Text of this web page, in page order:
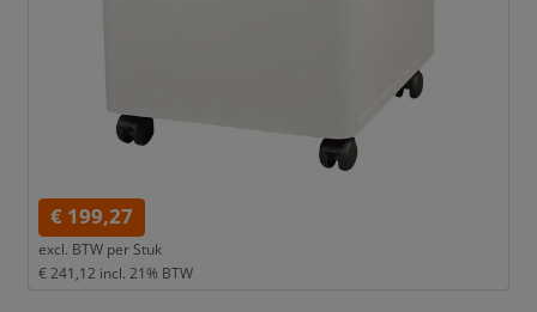
€ 199,27
excl. BTW per Stuk
€ 241,12 incl. 21% BTW